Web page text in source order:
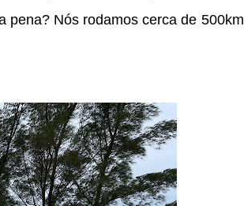
pena? Nós rodamos cerca de 500km